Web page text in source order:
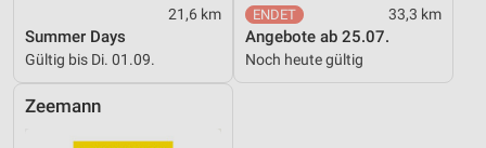
21,6 km
Summer Days
Gültig bis Di. 01.09.
33,3 km
Angebote ab 25.07.
Noch heute gültig
Zeemann